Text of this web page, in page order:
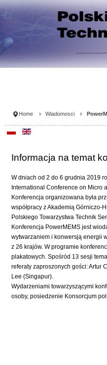
Home Wiadomosci
Informacja na temat
W dniach od 2 do 6 grudnia 2019
International Conference on Micro
Konferencja organizowana była
współpracy z Akademią Górniczo-
Polskiego Towarzystwa Technik
Konferencja PowerMEMS jest
wytwarzaniem i konwersją energii
z 26 krajów. W programie
plakatowych. Spośród 13 sesji
referaty zaproszonych gości: Artur
Lee (Singapur).
Wydarzeniami towarzyszącymi
osoby, posiedzenie Konsorcjum